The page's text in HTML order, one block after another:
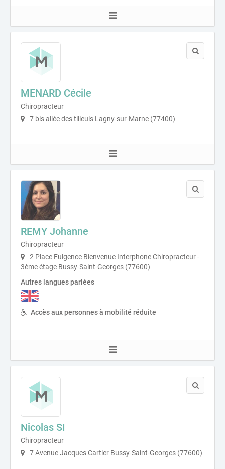
MENARD Cécile
Chiropracteur
7 bis allée des tilleuls Lagny-sur-Marne (77400)
REMY Johanne
Chiropracteur
2 Place Fulgence Bienvenue Interphone Chiropracteur -
3ème étage Bussy-Saint-Georges (77600)
Autres langues parlées
Accès aux personnes à mobilité réduite
Nicolas SI
Chiropracteur
7 Avenue Jacques Cartier Bussy-Saint-Georges (77600)